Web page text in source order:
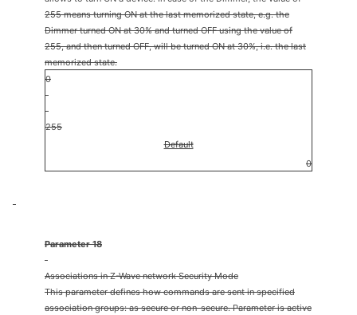
255 means turning ON at the last memorized state, e.g. the
Dimmer turned ON at 30% and turned OFF using the value of
255, and then turned OFF, will be turned ON at 30%, i.e. the last
memorized state.
0
255
Default
0
Parameter 18
Associations in Z-Wave network Security Mode
This parameter defines how commands are sent in specified
association groups: as secure or non-secure. Parameter is active